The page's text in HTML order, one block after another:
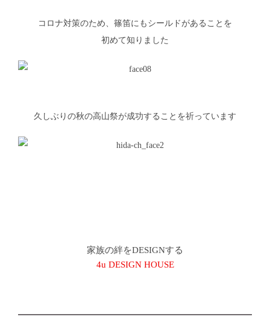
コロナ対策のため、篠笛にもシールドがあることを
初めて知りました
久しぶりの秋の高山祭が成功することを祈っています
家族の絆をDESIGNする
4u DESIGN HOUSE